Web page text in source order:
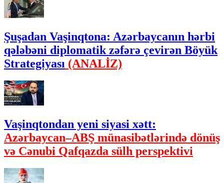
Şuşadan Vaşinqtona: Azərbaycanın hərbi
qələbəni diplomatik zəfərə çevirən Böyük
Strategiyası (ANALİZ)
Vaşinqtondan yeni siyasi xətt:
Azərbaycan–ABŞ münasibətlərində dönüş
və Cənubi Qafqazda sülh perspektivi